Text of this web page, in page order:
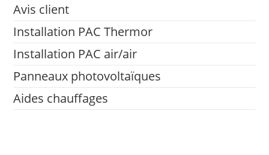
Avis client
Installation PAC Thermor
Installation PAC air/air
Panneaux photovoltaïques
Aides chauffages